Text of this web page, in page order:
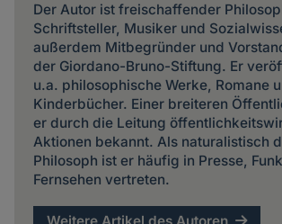
Der Autor ist freischaffender
Schriftsteller, Musiker und
außerdem Mitbegründer und
der Giordano-Bruno-Stiftung. Er
u.a. philosophische Werke, Romane
Kinderbücher. Einer breiteren
er durch die Leitung
Aktionen bekannt. Als naturalistisch
Philosoph ist er häufig in Presse,
Fernsehen vertreten.